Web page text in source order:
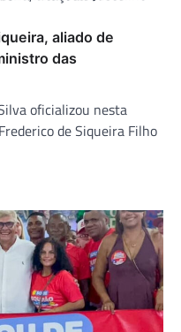
aliado de
das
oficializou nesta
de Siqueira Filho